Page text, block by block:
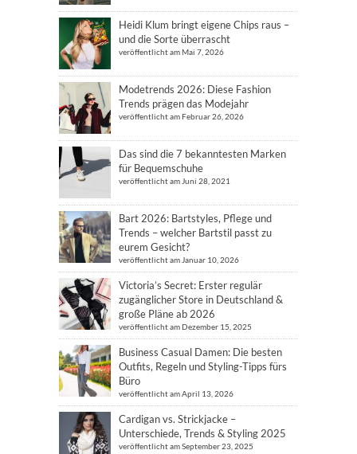
Heidi Klum bringt eigene Chips raus –
und die Sorte überrascht
veröffentlicht am Mai 7, 2026
Modetrends 2026: Diese Fashion
Trends prägen das Modejahr
veröffentlicht am Februar 26, 2026
Das sind die 7 bekanntesten Marken
für Bequemschuhe
veröffentlicht am Juni 28, 2021
Bart 2026: Bartstyles, Pflege und
Trends – welcher Bartstil passt zu
eurem Gesicht?
veröffentlicht am Januar 10, 2026
Victoria’s Secret: Erster regulär
zugänglicher Store in Deutschland &
große Pläne ab 2026
veröffentlicht am Dezember 15, 2025
Business Casual Damen: Die besten
Outfits, Regeln und Styling-Tipps fürs
Büro
veröffentlicht am April 13, 2026
Cardigan vs. Strickjacke –
Unterschiede, Trends & Styling 2025
veröffentlicht am September 23, 2025